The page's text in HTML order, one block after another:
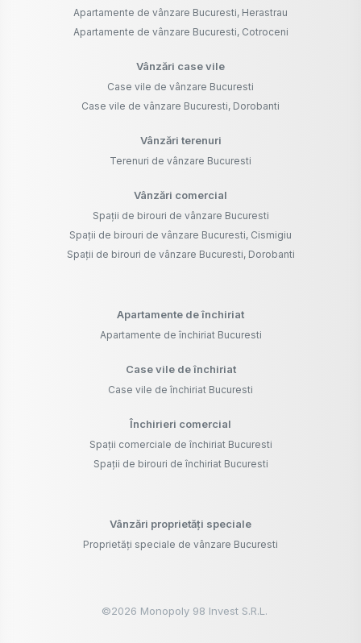
Apartamente de vânzare Bucuresti, Herastrau
Apartamente de vânzare Bucuresti, Cotroceni
Vânzări case vile
Case vile de vânzare Bucuresti
Case vile de vânzare Bucuresti, Dorobanti
Vânzări terenuri
Terenuri de vânzare Bucuresti
Vânzări comercial
Spații de birouri de vânzare Bucuresti
Spații de birouri de vânzare Bucuresti, Cismigiu
Spații de birouri de vânzare Bucuresti, Dorobanti
Apartamente de închiriat
Apartamente de închiriat Bucuresti
Case vile de închiriat
Case vile de închiriat Bucuresti
Închirieri comercial
Spații comerciale de închiriat Bucuresti
Spații de birouri de închiriat Bucuresti
Vânzări proprietăți speciale
Proprietăți speciale de vânzare Bucuresti
©2026 Monopoly 98 Invest S.R.L.